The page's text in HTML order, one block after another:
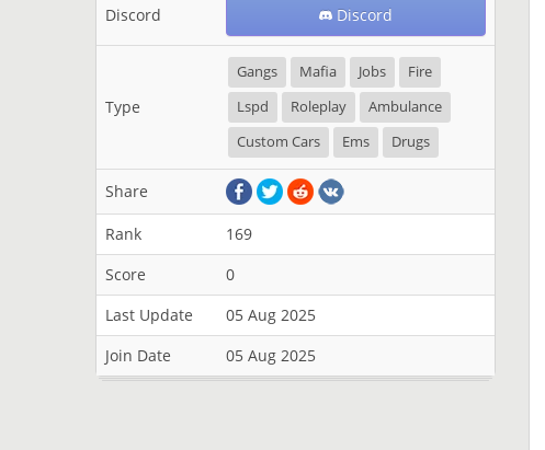
Discord Discord
Type
Gangs Mafia Jobs
Fire
Lspd
Roleplay
Ambulance
Custom Cars
Ems Drugs
Share
Rank
169
Score
0
Last Update
05 Aug 2025
Join Date
05 Aug 2025